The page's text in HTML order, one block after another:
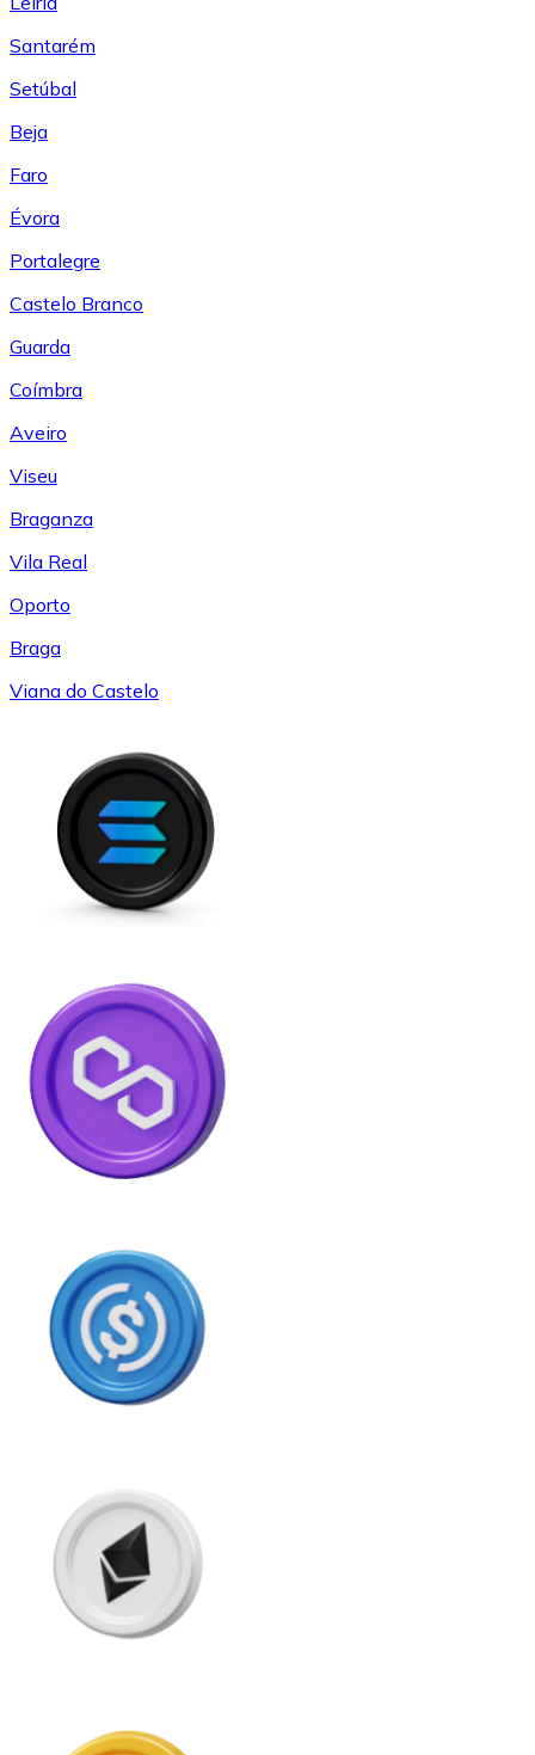
Santarém
Setúbal
Beja
Faro
Évora
Portalegre
Castelo Branco
Guarda
Coímbra
Aveiro
Viseu
Braganza
Vila Real
Oporto
Braga
Viana do Castelo